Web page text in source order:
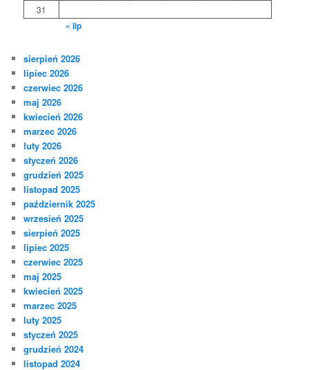
31
« lip
sierpień 2026
lipiec 2026
czerwiec 2026
maj 2026
kwiecień 2026
marzec 2026
luty 2026
styczeń 2026
grudzień 2025
listopad 2025
październik 2025
wrzesień 2025
sierpień 2025
lipiec 2025
czerwiec 2025
maj 2025
kwiecień 2025
marzec 2025
luty 2025
styczeń 2025
grudzień 2024
listopad 2024